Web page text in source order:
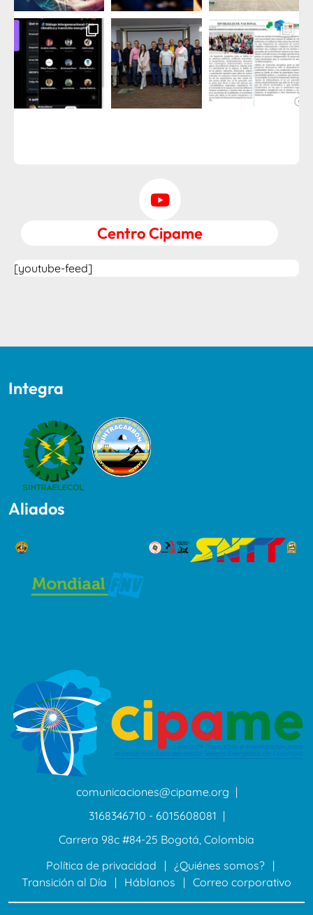
Centro Cipame
[youtube-feed]
Integra
Aliados
comunicaciones@cipame.org
3168346710 - 6015608081
Carrera 98c #84-25 Bogotá, Colombia
Política de privacidad
¿Quiénes somos?
Transición al Día
Háblanos Correo corporativo